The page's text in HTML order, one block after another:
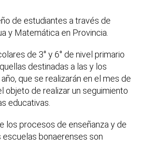
de estudiantes a través de
y Matemática en Provincia.
de 3° y 6° de nivel primario
destinadas a las y los
que se realizarán en el mes de
objeto de realizar un seguimiento
educativas.
los procesos de enseñanza y de
escuelas bonaerenses son